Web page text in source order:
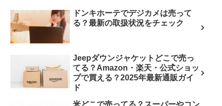
ドンキホーテでデジカメは売って
る？最新の取扱状況をチェック
Jeepダウンジャケットどこで売っ
てる？Amazon・楽天・公式ショッ
プで買える？2025年最新通販ガイ
ド